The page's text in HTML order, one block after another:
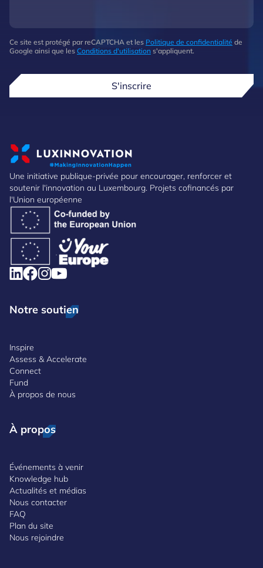
Ce site est protégé par reCAPTCHA et les Politique de confidentialité de
Google ainsi que les Conditions d'utilisation s'appliquent.
S'inscrire
Une initiative publique-privée pour encourager, renforcer et
soutenir l'innovation au Luxembourg. Projets cofinancés par
l'Union européenne
Notre soutien
Inspire
Assess & Accelerate
Connect
Fund
À propos de nous
À propos
Événements à venir
Knowledge hub
Actualités et médias
Nous contacter
FAQ
Plan du site
Nous rejoindre